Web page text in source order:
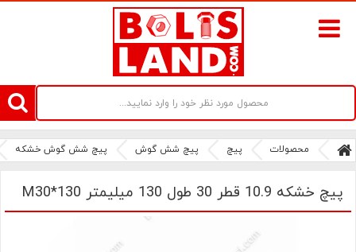
سامانه آنلاین فروش پیچ و مهره های صنعتی بولتز لند | سرزمین پیچ
محصولات پیچ پیچ شش گوش پیچ شش گوش خشکه
پیچ خشکه 10.9 قطر 30 طول 130 میلیمتر M30*130